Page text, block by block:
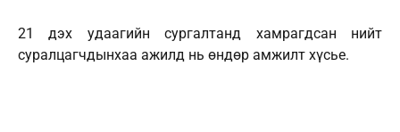
21 дэх удаагийн сургалтанд хамрагдсан нийт
суралцагчдынхаа ажилд нь өндөр амжилт хүсье.